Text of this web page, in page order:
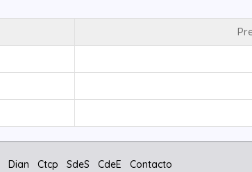
Dian Ctcp SdeS CdeE Contacto